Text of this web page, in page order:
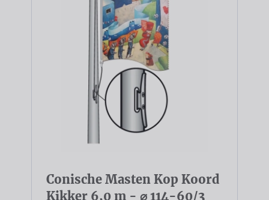
Conische Masten Kop Koord
Kikker 6,0 m - ⌀ 114-60/3